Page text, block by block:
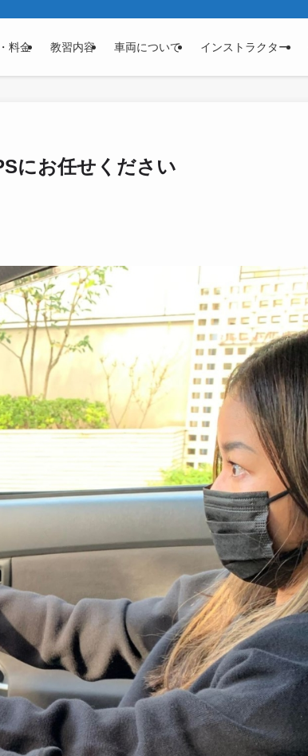
料金 教習内容 車両について インストラクター
にお任せください